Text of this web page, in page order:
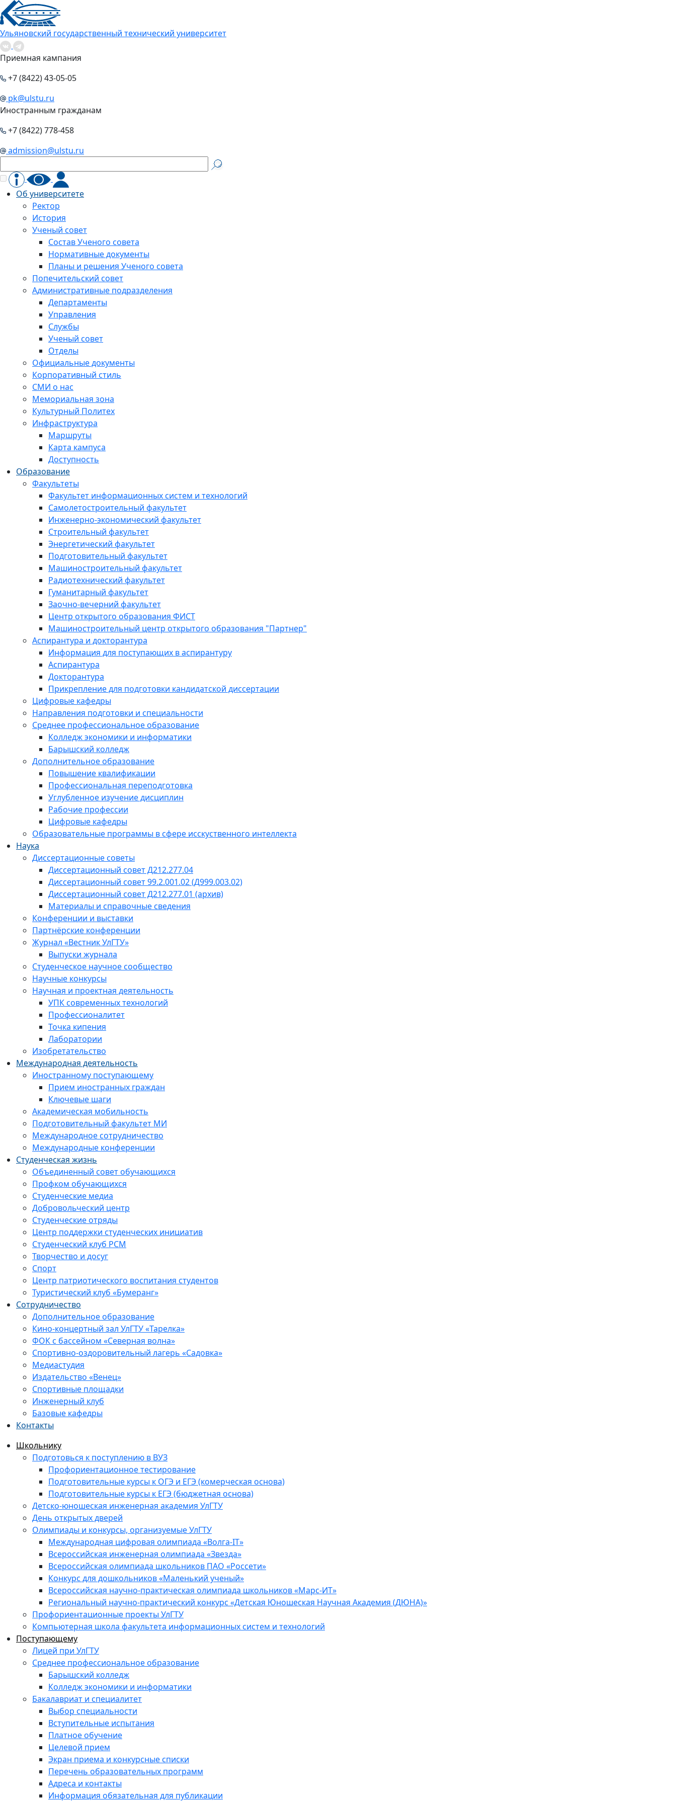
Ульяновский государственный технический университет
Приемная кампания
+7 (8422) 43-05-05
pk@ulstu.ru
Иностранным гражданам
+7 (8422) 778-458
admission@ulstu.ru
Об университете
Ректор
История
Ученый совет
Состав Ученого совета
Нормативные документы
Планы и решения Ученого совета
Попечительский совет
Административные подразделения
Департаменты
Управления
Службы
Ученый совет
Отделы
Официальные документы
Корпоративный стиль
СМИ о нас
Мемориальная зона
Культурный Политех
Инфраструктура
Маршруты
Карта кампуса
Доступность
Образование
Факультеты
Факультет информационных систем и технологий
Самолетостроительный факультет
Инженерно-экономический факультет
Строительный факультет
Энергетический факультет
Подготовительный факультет
Машиностроительный факультет
Радиотехнический факультет
Гуманитарный факультет
Заочно-вечерний факультет
Центр открытого образования ФИСТ
Машиностроительный центр открытого образования "Партнер"
Аспирантура и докторантура
Информация для поступающих в аспирантуру
Аспирантура
Докторантура
Прикрепление для подготовки кандидатской диссертации
Цифровые кафедры
Направления подготовки и специальности
Среднее профессиональное образование
Колледж экономики и информатики
Барышский колледж
Дополнительное образование
Повышение квалификации
Профессиональная переподготовка
Углубленное изучение дисциплин
Рабочие профессии
Цифровые кафедры
Образовательные программы в сфере исскуственного интеллекта
Наука
Диссертационные советы
Диссертационный совет Д212.277.04
Диссертационный совет 99.2.001.02 (Д999.003.02)
Диссертационный совет Д212.277.01 (архив)
Материалы и справочные сведения
Конференции и выставки
Партнёрские конференции
Журнал «Вестник УлГТУ»
Выпуски журнала
Студенческое научное сообщество
Научные конкурсы
Научная и проектная деятельность
УПК современных технологий
Профессионалитет
Точка кипения
Лаборатории
Изобретательство
Международная деятельность
Иностранному поступающему
Прием иностранных граждан
Ключевые шаги
Академическая мобильность
Подготовительный факультет МИ
Международное сотрудничество
Международные конференции
Студенческая жизнь
Объединенный совет обучающихся
Профком обучающихся
Студенческие медиа
Добровольческий центр
Студенческие отряды
Центр поддержки студенческих инициатив
Студенческий клуб РСМ
Творчество и досуг
Спорт
Центр патриотического воспитания студентов
Туристический клуб «Бумеранг»
Сотрудничество
Дополнительное образование
Кино-концертный зал УлГТУ «Тарелка»
ФОК с бассейном «Северная волна»
Спортивно-оздоровительный лагерь «Садовка»
Медиастудия
Издательство «Венец»
Спортивные площадки
Инженерный клуб
Базовые кафедры
Контакты
Школьнику
Подготовься к поступлению в ВУЗ
Профориентационное тестирование
Подготовительные курсы к ОГЭ и ЕГЭ (комерческая основа)
Подготовительные курсы к ЕГЭ (бюджетная основа)
Детско-юношеская инженерная академия УлГТУ
День открытых дверей
Олимпиады и конкурсы, организуемые УлГТУ
Международная цифровая олимпиада «Волга-IT»
Всероссийская инженерная олимпиада «Звезда»
Всероссийская олимпиада школьников ПАО «Россети»
Конкурс для дошкольников «Маленький ученый»
Всероссийская научно-практическая олимпиада школьников «Марс-ИТ»
Региональный научно-практический конкурс «Детская Юношеская Научная Академия (ДЮНА)»
Профориентационные проекты УлГТУ
Компьютерная школа факультета информационных систем и технологий
Поступающему
Лицей при УлГТУ
Среднее профессиональное образование
Барышский колледж
Колледж экономики и информатики
Бакалавриат и специалитет
Выбор специальности
Вступительные испытания
Платное обучение
Целевой прием
Экран приема и конкурсные списки
Перечень образовательных программ
Адреса и контакты
Информация обязательная для публикации